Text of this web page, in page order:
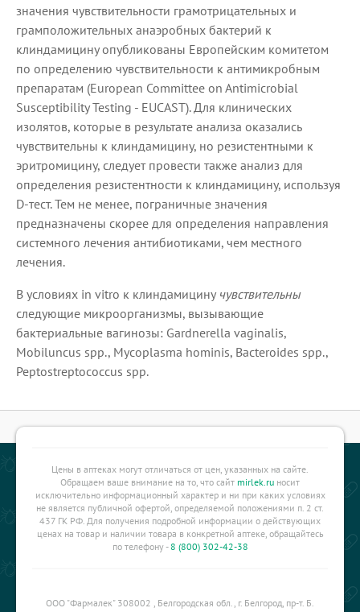
значения чувствительности грамотрицательных и
грамположительных анаэробных бактерий к
клиндамицину опубликованы Европейским комитетом
по определению чувствительности к антимикробным
препаратам (European Committee on Antimicrobial
Susceptibility Testing - EUCAST). Для клинических
изолятов, которые в результате анализа оказались
чувствительны к клиндамицину, но резистентными к
эритромицину, следует провести также анализ для
определения резистентности к клиндамицину, используя
D-тест. Тем не менее, пограничные значения
предназначены скорее для определения направления
системного лечения антибиотиками, чем местного
лечения.
В условиях in vitro к клиндамицину чувствительны
следующие микроорганизмы, вызывающие
бактериальные вагинозы: Gardnerella vaginalis,
Mobiluncus spp., Mycoplasma hominis, Bacteroides spp.,
Peptostreptococcus spp.
Цены в аптеках могут отличаться от цен, указанных на сайте.
Обращаем ваше внимание на то, что сайт mirlek.ru носит
исключительно информационный характер и ни при каких условиях
не является публичной офертой, определяемой положениями п. 2 ст.
437 ГК РФ. Для получения подробной информации о действующих
ценах на товар и наличии товара в конкретной аптеке, обращайтесь
по телефону -8 (800) 302-42-38
ООО "Фармалек" 308002 , Белгородская обл., г. Белгород, пр-т. Б.